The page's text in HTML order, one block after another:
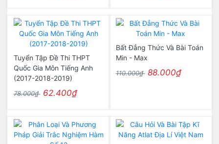
Tuyển Tập Đề Thi THPT
Quốc Gia Môn Tiếng Anh
(2017-2018-2019)
78.000₫ 62.400₫
Bất Đẳng Thức Và Bài Toán
Min - Max
110.000₫ 88.000₫